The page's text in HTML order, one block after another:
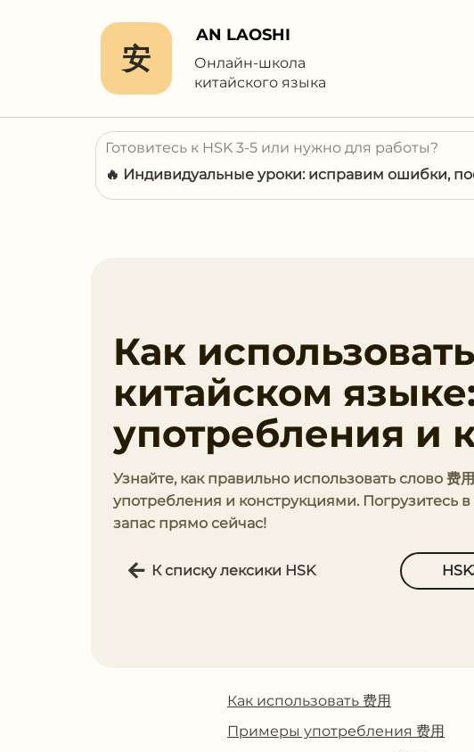
安
AN LAOSHI
Онлайн-школа
китайского языка
Готовитесь к HSK 3-5 или нужно для работы?
🔥 Индивидуальные уроки: исправим ошибки,
Как
китайском
употребления и
Узнайте, как правильно использовать слово
употребления и конструкциями. Погрузитесь
запас прямо сейчас!
К списку лексики HSK
Как использовать 费用
Примеры употребления 费用